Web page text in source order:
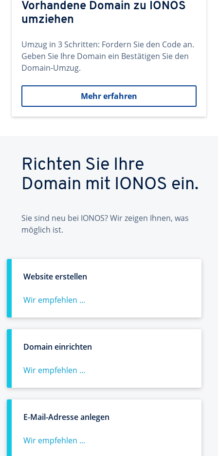
Vorhandene Domain zu IONOS
umziehen
Umzug in 3 Schritten: Fordern Sie den Code an.
Geben Sie Ihre Domain ein Bestätigen Sie den
Domain-Umzug.
Mehr erfahren
Richten Sie Ihre
Domain mit IONOS ein.
Sie sind neu bei IONOS? Wir zeigen Ihnen, was
möglich ist.
Website erstellen
Wir empfehlen ...
Domain einrichten
Wir empfehlen ...
E-Mail-Adresse anlegen
Wir empfehlen ...